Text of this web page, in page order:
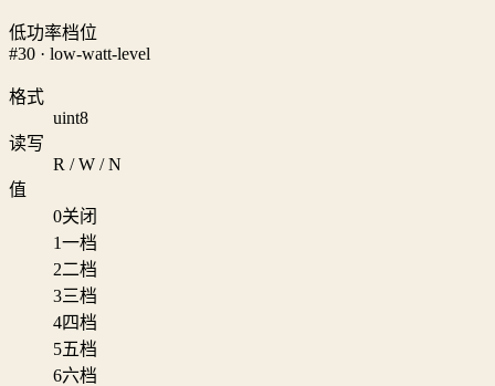
低功率档位
#30 · low-watt-level
格式
uint8
读写
R / W / N
值
0关闭
1一档
2二档
3三档
4四档
5五档
6六档